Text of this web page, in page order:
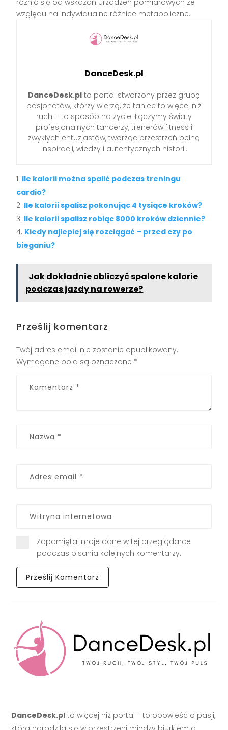
względu na indywidualne różnice metaboliczne.
DanceDesk.pl
DanceDesk.pl to portal stworzony przez grupę
pasjonatów, którzy wierzą, że taniec to więcej niż
ruch – to sposób na życie. Łączymy światy
profesjonalnych tancerzy, trenerów fitness i
zwykłych entuzjastów, tworząc przestrzeń pełną
inspiracji, wiedzy i autentycznych historii.
Ile kalorii można spalić podczas treningu
cardio?
Ile kalorii spalisz pokonując 4 tysiące kroków?
Ile kalorii spalisz robiąc 8000 kroków dziennie?
Kiedy najlepiej się rozciągać – przed czy po
bieganiu?
Jak dokładnie obliczyć spalone kalorie
podczas jazdy na rowerze?
Prześlij komentarz
Twój adres email nie zostanie opublikowany.
Wymagane pola są oznaczone *
Zapamiętaj moje dane w tej przeglądarce
podczas pisania kolejnych komentarzy.
DanceDesk.pl to więcej niż portal - to opowieść o pasji,